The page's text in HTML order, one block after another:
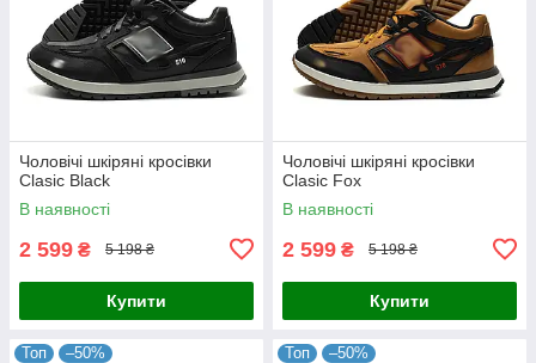
Чоловічі шкіряні кросівки
Clasic Black
В наявності
2 599 ₴ 5 198 ₴
Купити
Чоловічі шкіряні кросівки
Clasic Fox
В наявності
2 599 ₴ 5 198 ₴
Купити
Топ –50% Топ –50%